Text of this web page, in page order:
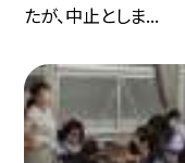
たが、中止としま...